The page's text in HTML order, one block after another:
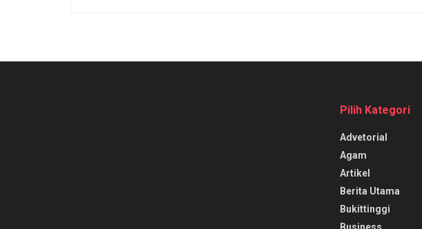
Pilih Kategori
Advetorial
Agam
Artikel
Berita Utama
Bukittinggi
Business